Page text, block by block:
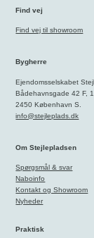
Find vej
Find vej til showroom
Bygherre
Ejendomsselskabet
Bådehavnsgade 42 F,
2450 København S.
info@stejleplads.dk
Om Stejlepladsen
Spørgsmål & svar
Naboinfo
Kontakt og Showroom
Nyheder
Praktisk